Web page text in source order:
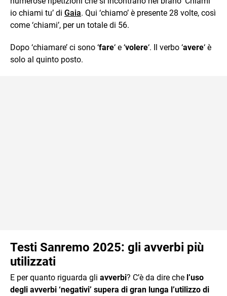
io chiami tu’ di Gaia. Qui ‘chiamo’ è presente 28 volte, così
come ‘chiami’, per un totale di 56.
Dopo ‘chiamare’ ci sono ‘fare‘ e ‘volere‘. Il verbo ‘avere‘ è
solo al quinto posto.
Testi Sanremo 2025: gli avverbi più
utilizzati
E per quanto riguarda gli avverbi? C’è da dire che l’uso
degli avverbi ‘negativi’ supera di gran lunga l’utilizzo di